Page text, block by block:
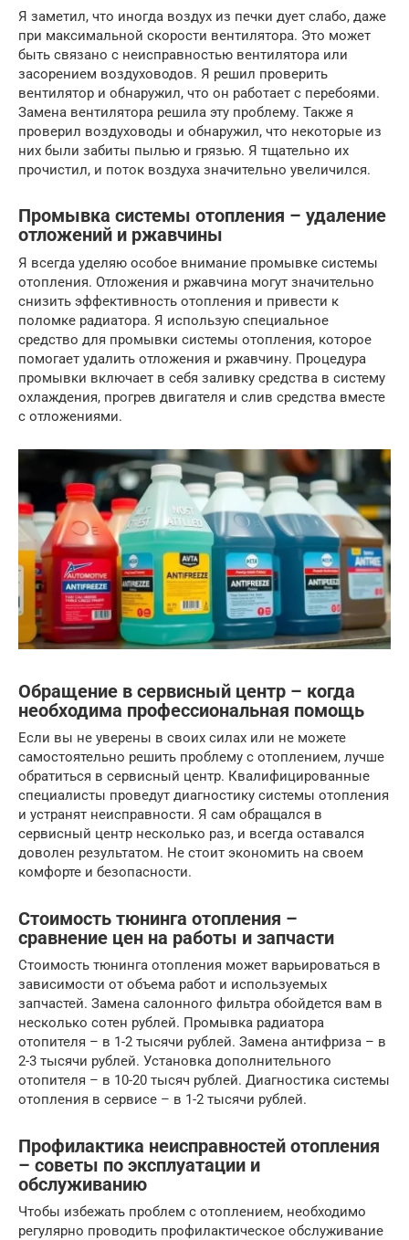
Я заметил, что иногда воздух из печки дует слабо, даже
при максимальной скорости вентилятора. Это может
быть связано с неисправностью вентилятора или
засорением воздуховодов. Я решил проверить
вентилятор и обнаружил, что он работает с перебоями.
Замена вентилятора решила эту проблему. Также я
проверил воздуховоды и обнаружил, что некоторые из
них были забиты пылью и грязью. Я тщательно их
прочистил, и поток воздуха значительно увеличился.
Промывка системы отопления – удаление
отложений и ржавчины
Я всегда уделяю особое внимание промывке системы
отопления. Отложения и ржавчина могут значительно
снизить эффективность отопления и привести к
поломке радиатора. Я использую специальное
средство для промывки системы отопления, которое
помогает удалить отложения и ржавчину. Процедура
промывки включает в себя заливку средства в систему
охлаждения, прогрев двигателя и слив средства вместе
с отложениями.
Обращение в сервисный центр – когда
необходима профессиональная помощь
Если вы не уверены в своих силах или не можете
самостоятельно решить проблему с отоплением, лучше
обратиться в сервисный центр. Квалифицированные
специалисты проведут диагностику системы отопления
и устранят неисправности. Я сам обращался в
сервисный центр несколько раз, и всегда оставался
доволен результатом. Не стоит экономить на своем
комфорте и безопасности.
Стоимость тюнинга отопления –
сравнение цен на работы и запчасти
Стоимость тюнинга отопления может варьироваться в
зависимости от объема работ и используемых
запчастей. Замена салонного фильтра обойдется вам в
несколько сотен рублей. Промывка радиатора
отопителя – в 1-2 тысячи рублей. Замена антифриза – в
2-3 тысячи рублей. Установка дополнительного
отопителя – в 10-20 тысяч рублей. Диагностика системы
отопления в сервисе – в 1-2 тысячи рублей.
Профилактика неисправностей отопления
– советы по эксплуатации и
обслуживанию
Чтобы избежать проблем с отоплением, необходимо
регулярно проводить профилактическое обслуживание